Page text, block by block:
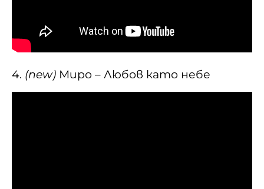
4. (new) Миро – Любов като небе